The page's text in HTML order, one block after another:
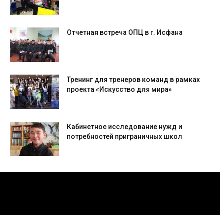
Отчетная встреча ОПЦ в г. Исфана
Тренинг для тренеров команд в рамках
проекта «Искусство для мира»
Кабинетное исследование нужд и
потребностей приграничных школ